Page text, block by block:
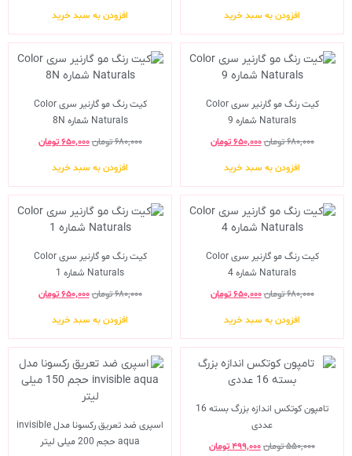
افزودن به سبد خرید افزودن به سبد خرید
کیت رنگ مو گارنیر سری Color
Naturals شماره 9
۶۸۰,۰۰۰تومان۶۵۰,۰۰۰ تومان
افزودن به سبد خرید
کیت رنگ مو گارنیر سری Color
Naturals شماره 8N
۶۸۰,۰۰۰تومان۶۵۰,۰۰۰ تومان
افزودن به سبد خرید
کیت رنگ مو گارنیر سری Color
Naturals شماره 4
۶۸۰,۰۰۰تومان۶۵۰,۰۰۰ تومان
افزودن به سبد خرید
کیت رنگ مو گارنیر سری Color
Naturals شماره 1
۶۸۰,۰۰۰تومان۶۵۰,۰۰۰ تومان
افزودن به سبد خرید
تامپون کوتکس اندازه بزرگ بسته 16
عددی
۵۵۰,۰۰۰تومان۴۹۹,۰۰۰تومان
اسپری ضد تعریق رکسونا مدل invisible
aqua حجم 200 میلی لیتر